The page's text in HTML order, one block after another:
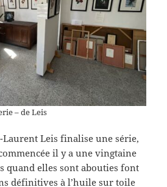
– de Leis
Leis finalise une série,
il y a une vingtaine
quand elles sont abouties font
définitives à l’huile sur toile